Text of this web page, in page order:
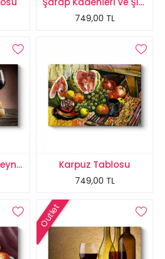
749,00 TL
Kırmızı Şarap ve Peynirler Tablo Karpuz Tablosu
749,00 TL
Outlet